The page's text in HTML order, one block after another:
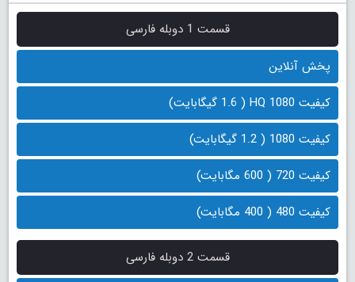
قسمت 1 دوبله فارسی
پخش آنلاین
کیفیت 1080 HQ ( 1.6 گیگابایت)
کیفیت 1080 ( 1.2 گیگابایت)
کیفیت 720 ( 600 مگابایت)
کیفیت 480 ( 400 مگابایت)
قسمت 2 دوبله فارسی